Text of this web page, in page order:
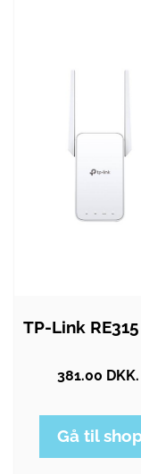
381.00 DKK.
Gå til